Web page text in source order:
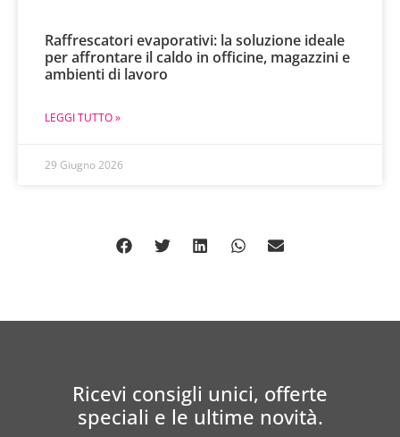
Raffrescatori evaporativi: la soluzione ideale
per affrontare il caldo in officine, magazzini e
ambienti di lavoro
LEGGI TUTTO »
29 Giugno 2026
Ricevi consigli unici, offerte
speciali e le ultime novità.